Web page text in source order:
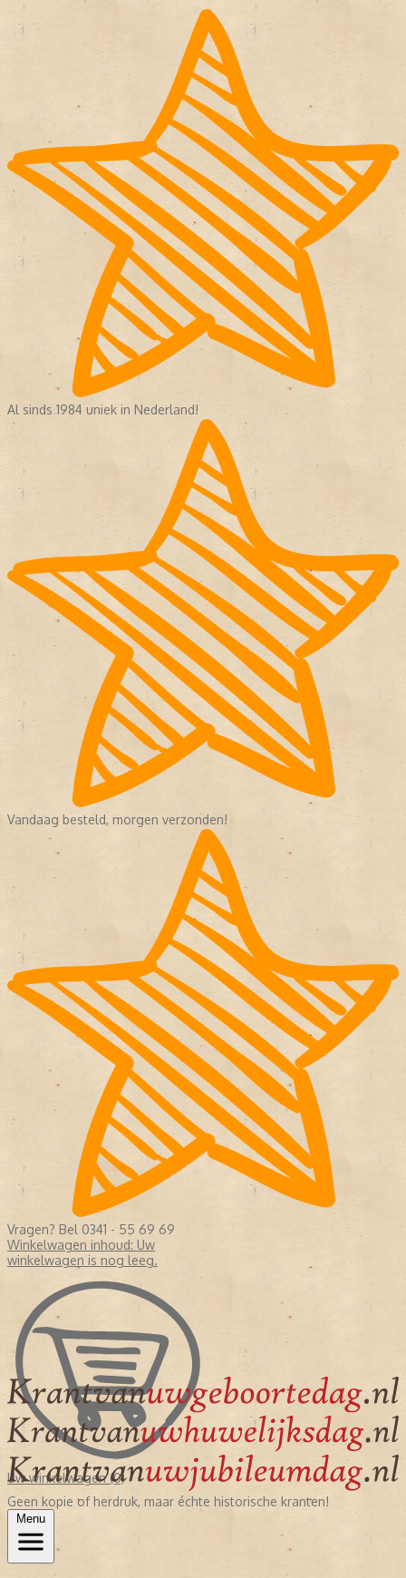
Al sinds 1984 uniek in Nederland!
Vandaag besteld, morgen verzonden!
Vragen? Bel 0341 - 55 69 69
Winkelwagen inhoud: Uw
winkelwagen is nog leeg.
Uw winkelwagen (0)
Geen kopie of herdruk, maar échte historische kranten!
Menu